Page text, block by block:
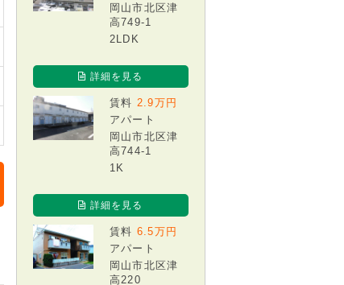
岡山市北区津
高749-1
2LDK
詳細を見る
賃料 2.9万円
アパート
岡山市北区津
高744-1
1K
詳細を見る
賃料 6.5万円
アパート
岡山市北区津
高220